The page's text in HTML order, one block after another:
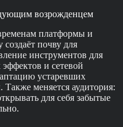
возрожденцем
платформы и
почву для
инструментов для
и сетевой
устаревших
меняется аудитория:
для себя забытые